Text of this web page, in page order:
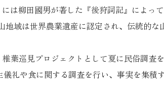
は柳田國男が著した『後狩詞記』によっ
域は世界農業遺産に認定され、伝統的な
葉巡見プロジェクトとして夏に民俗調査
礼や食に関する調査を行い、事実を集積